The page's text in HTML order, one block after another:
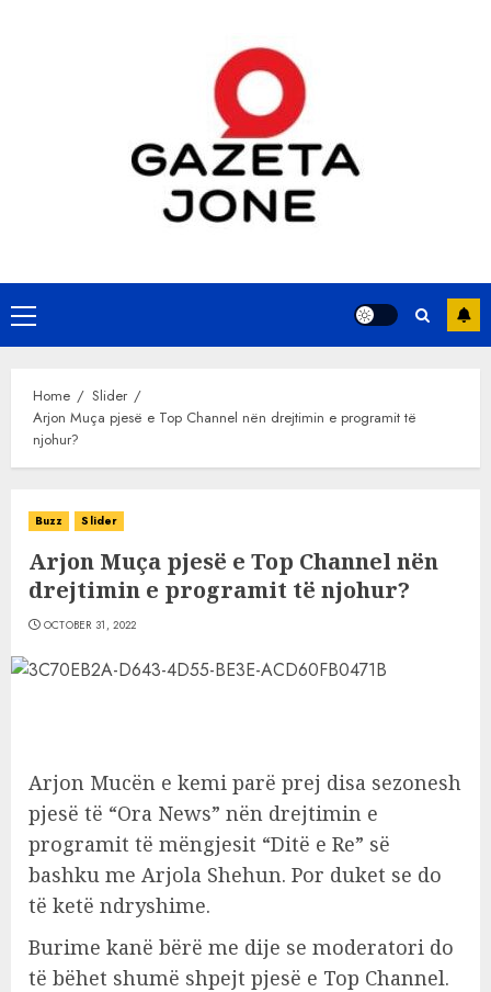
Primary
Menu
Home
Slider
Arjon Muça pjesë e Top Channel nën drejtimin e programit të
njohur?
Buzz Slider
Arjon Muça pjesë e Top Channel nën
drejtimin e programit të njohur?
OCTOBER 31, 2022
Arjon Mucën e kemi parë prej disa sezonesh
pjesë të “Ora News” nën drejtimin e
programit të mëngjesit “Ditë e Re” së
bashku me Arjola Shehun. Por duket se do
të ketë ndryshime.
Burime kanë bërë me dije se moderatori do
të bëhet shumë shpejt pjesë e Top Channel.